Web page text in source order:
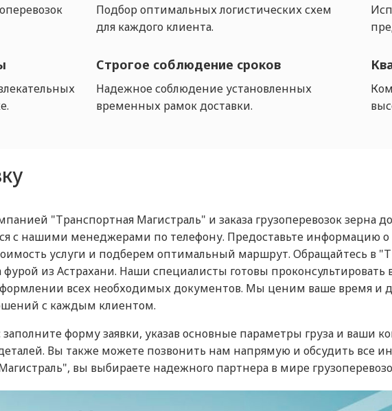
Подбор оптимальных логистических схем
для каждого клиента.
Строгое соблюдение сроков
Надежное соблюдение установленных
временных рамок доставки.
"Транспортная Магистраль" и заказа грузоперевозок зерна
с нашими менеджерами по телефону. Предоставьте информацию о
услуги и подберем оптимальный маршрут. Обращайтесь в
из Астрахани. Наши специалисты готовы проконсультировать
всех необходимых документов. Мы ценим ваше время и
с каждым клиентом.
заполните форму заявки, указав основные параметры груза и
Вы также можете позвонить нам напрямую и обсудить все
вы выбираете надежного партнера в мире